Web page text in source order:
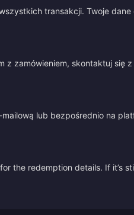
transakcji. Twoje dane
zamówieniem, skontaktuj się z
lub bezpośrednio na
the redemption details. If it’s